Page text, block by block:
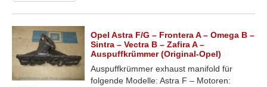
Opel Astra F/G – Frontera A – Omega B –
Sintra – Vectra B – Zafira A –
Auspuffkrümmer (Original-Opel)
Auspuffkrümmer exhaust manifold für
folgende Modelle: Astra F – Motoren: